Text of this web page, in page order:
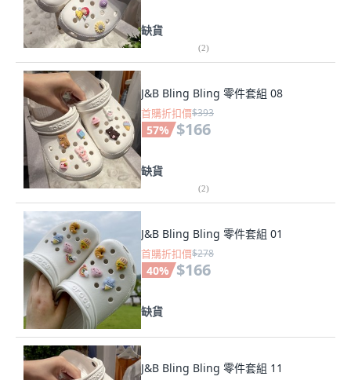
缺貨
(2)
J&B Bling Bling 零件套組 08
首購折扣價$393
57% $166
缺貨
(2)
J&B Bling Bling 零件套組 01
首購折扣價$278
40% $166
缺貨
J&B Bling Bling 零件套組 11